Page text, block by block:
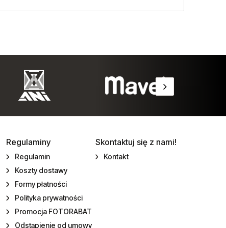
Regulaminy
Regulamin
Koszty dostawy
Formy płatności
Polityka prywatności
Promocja FOTORABAT
Odstąpienie od umowy
Skontaktuj się z nami!
Kontakt